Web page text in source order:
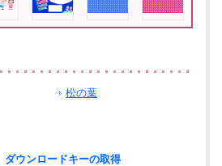
松の葉
ダウンロードキーの取得